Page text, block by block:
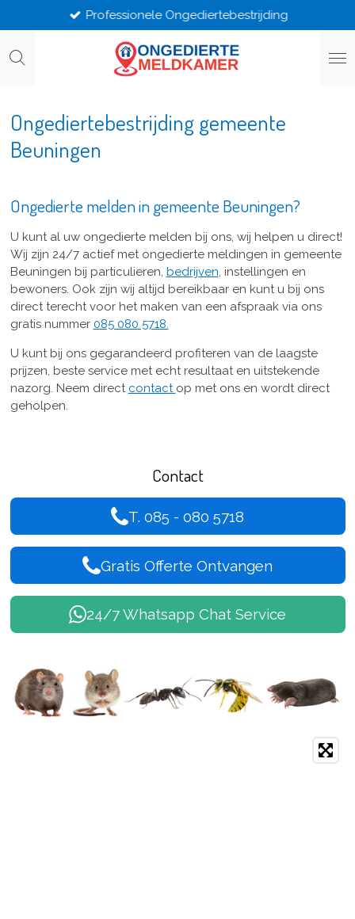
direct
naar
Professionele Ongediertebestrijding
Ongediertebestrijding gemeente
Beuningen
Ongedierte melden in gemeente Beuningen?
U kunt al uw ongedierte melden bij ons, wij helpen u direct!
Wij zijn 24/7 actief met ongedierte meldingen in gemeente
Beuningen bij particulieren, bedrijven, instellingen en
bewoners. Ook zijn wij altijd bereikbaar en kunt u bij ons
direct terecht voor het maken van een afspraak via ons
gratis nummer 085 080 5718.
U kunt bij ons gegarandeerd profiteren van de laagste
prijzen, beste service met echt resultaat en uitstekende
nazorg. Neem direct contact op met ons en wordt direct
geholpen.
Contact
T. 085 - 080 5718
Gratis Offerte Ontvangen
24/7 Whatsapp Chat Service